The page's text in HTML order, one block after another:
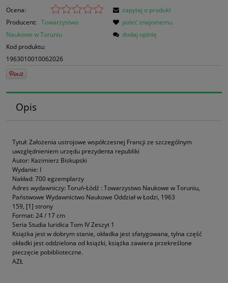
Ocena:
Producent: Towarzystwo
Naukowe w Toruniu
Kod produktu:
1963010010062026
zapytaj o produkt
poleć znajomemu
dodaj opinię
Opis
Tytuł: Założenia ustrojowe współczesnej Francji ze szczególnym
uwzględnieniem urzędu prezydenta republiki
Autor: Kazimierz Biskupski
Wydanie: I
Nakład: 700 egzemplarzy
Adres wydawniczy: Toruń-Łódź : Towarzystwo Naukowe w Toruniu,
Państwowe Wydawnictwo Naukowe Oddział w Łodzi, 1963
159, [1] strony
Format: 24 / 17 cm
Seria Studia Iuridica Tom IV Zeszyt 1
Książka jest w dobrym stanie, okładka jest sfatygowana, tylna część
okładki jest oddzielona od książki, książka zawiera przekreślone
pieczęcie pobiblioteczne.
AZŁ